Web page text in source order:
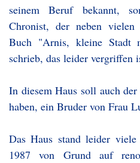
seinem Beruf bekannt,
Chronist, der neben vielen
Buch "Arnis, kleine Stadt
schrieb, das leider vergriffen
In diesem Haus soll auch
haben, ein Bruder von Frau
Das Haus stand leider
1987 von Grund auf